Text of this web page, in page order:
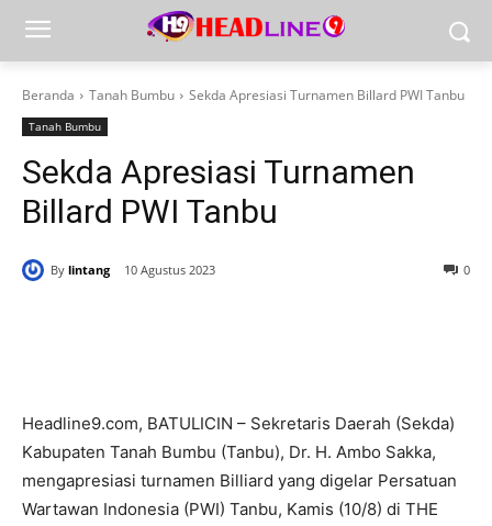
Beranda Tanah Bumbu Sekda Apresiasi Turnamen Billard PWI Tanbu
Tanah Bumbu
Sekda Apresiasi Turnamen
Billard PWI Tanbu
By lintang 10 Agustus 2023 0
Headline9.com, BATULICIN – Sekretaris Daerah (Sekda)
Kabupaten Tanah Bumbu (Tanbu), Dr. H. Ambo Sakka,
mengapresiasi turnamen Billiard yang digelar Persatuan
Wartawan Indonesia (PWI) Tanbu, Kamis (10/8) di THE